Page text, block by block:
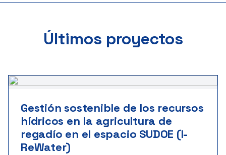
Últimos proyectos
Gestión sostenible de los recursos
hídricos en la agricultura de
regadío en el espacio SUDOE (I-
ReWater)